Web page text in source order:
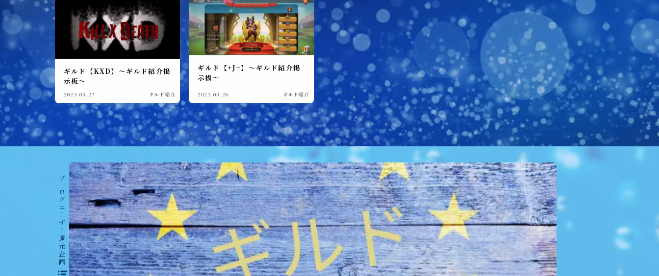
外交戦略編
イベント攻略
ドラゴンアリーナ
KVK
公式イベント
聖騎士
魔獣討伐会
ポイ活
愛用ツール
ギルド紹介掲示板
魔獣討伐会紹介掲示板
ギルド【KXD】～ギルド紹介掲
示板～
2023.03.27 ギルド紹介
ギルド【+J+】～ギルド紹介掲
示板～
2023.03.26 ギルド紹介
ブログユーザー還元企画